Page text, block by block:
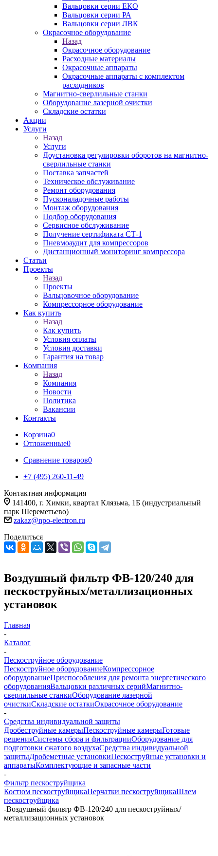
Вальцовки серии ЕКО
Вальцовки серии РА
Вальцовки серии ЛВК
Окрасочное оборудование
Назад
Окрасочное оборудование
Расходные материалы
Окрасочные аппараты
Окрасочные аппараты с комплектом
расходников
Магнитно-сверлильные станки
Оборудование лазерной очистки
Складские остатки
Акции
Услуги
Назад
Услуги
Доустановка регулировки оборотов на магнитно-
сверлильные станки
Поставка запчастей
Техническое обслуживание
Ремонт оборудования
Пусконаладочные работы
Монтаж оборудования
Подбор оборудования
Сервисное обслуживание
Получение сертификата СТ-1
Пневмоаудит для компрессоров
Дистанционный мониторинг компрессора
Статьи
Проекты
Назад
Проекты
Вальцовочное оборудование
Компрессорное оборудование
Как купить
Назад
Как купить
Условия оплаты
Условия доставки
Гарантия на товар
Компания
Назад
Компания
Новости
Политика
Вакансии
Контакты
Корзина0
Отложенные0
Сравнение товаров0
+7 (495) 260-11-49
Контактная информация
141400, г. Химки, квартал Клязьма, 1Б (индустриальный
парк Шереметьево)
zakaz@npo-electron.ru
Поделиться
Воздушный фильтр ФВ-120/240 для
пескоструйных/металлизационных
установок
Главная
-
Каталог
-
Пескоструйное оборудование
Пескоструйное оборудованиеКомпрессорное
оборудованиеПриспособления для ремонта энергетического
оборудованияВальцовки различных серийМагнитно-
сверлильные станкиОборудование лазерной
очисткиСкладские остаткиОкрасочное оборудование
-
Средства индивидуальной защиты
Дробеструйные камерыПескоструйные камерыГотовые
решенияСистемы сбора и фильтрацииОборудование для
подготовки сжатого воздухаСредства индивидуальной
защитыДробеметные установкиПескоструйные установки и
аппаратыКомплектующие и запасные части
-
Фильтр пескоструйщика
Костюм пескоструйщикаПерчатки пескоструйщикаШлем
пескоструйщика
-Воздушный фильтр ФВ-120/240 для пескоструйных/
металлизационных установок